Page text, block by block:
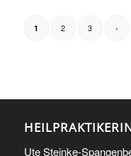
1 2 3 ›
Ute Steinke-